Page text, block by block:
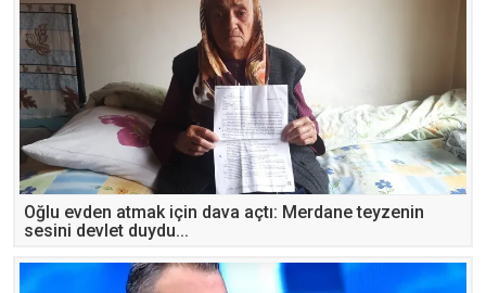
Oğlu evden atmak için dava açtı: Merdane teyzenin
sesini devlet duydu...